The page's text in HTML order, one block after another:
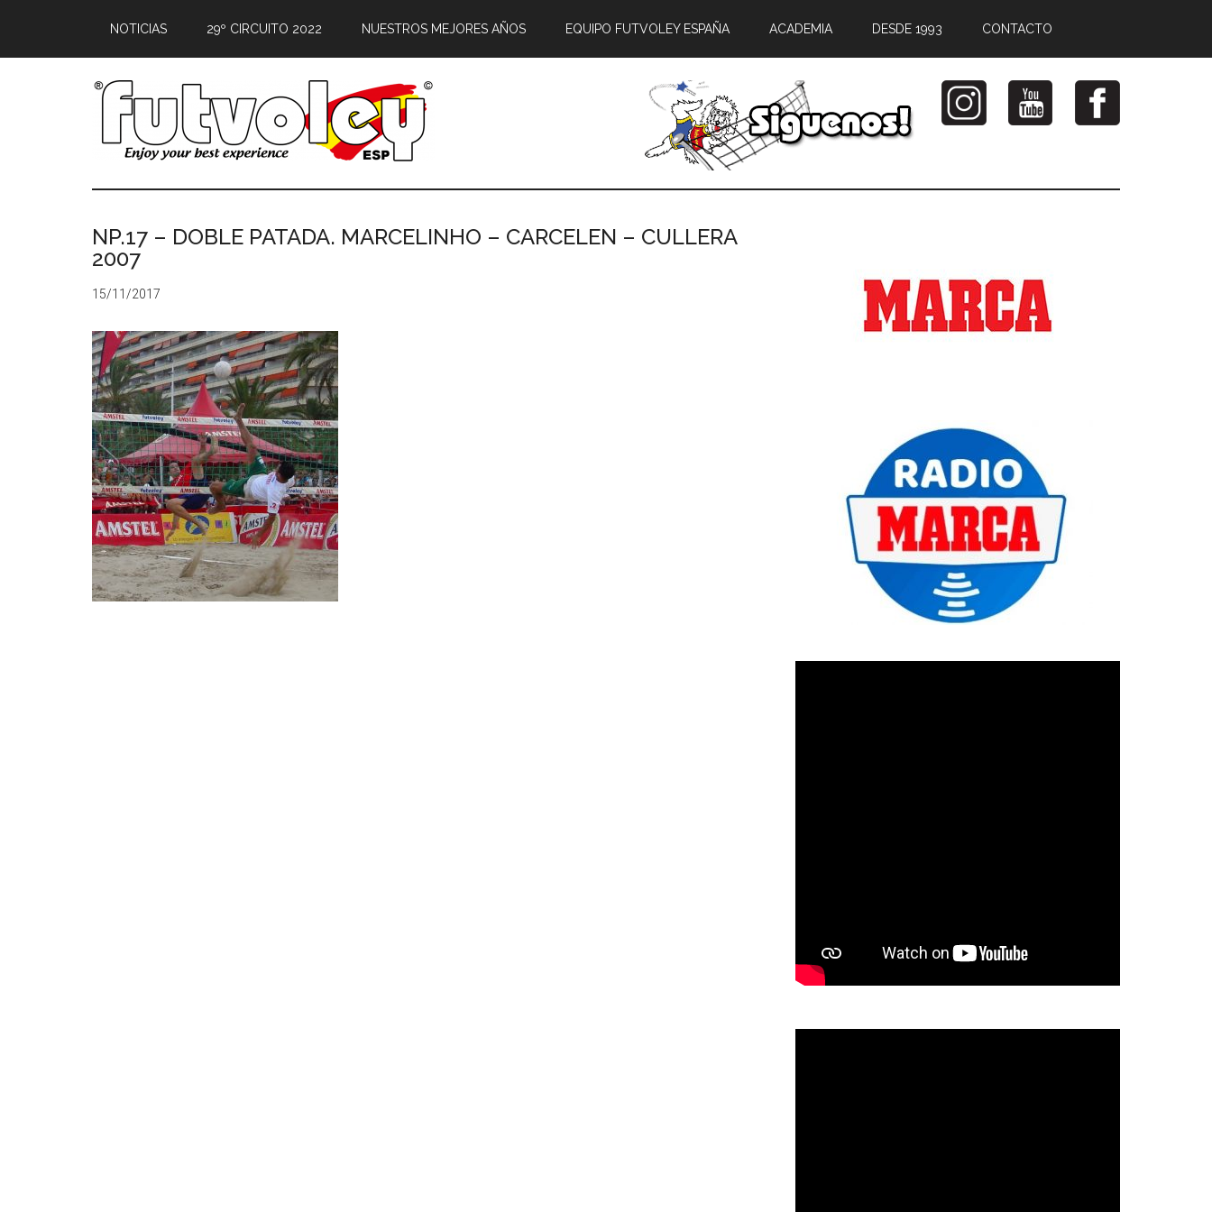
NOTICIAS 29º CIRCUITO 2022 NUESTROS MEJORES AÑOS EQUIPO FUTVOLEY ESPAÑA ACADEMIA DESDE 1993 CONTACTO
NP.17 – DOBLE PATADA. MARCELINHO – CARCELEN – CULLERA
2007
15/11/2017